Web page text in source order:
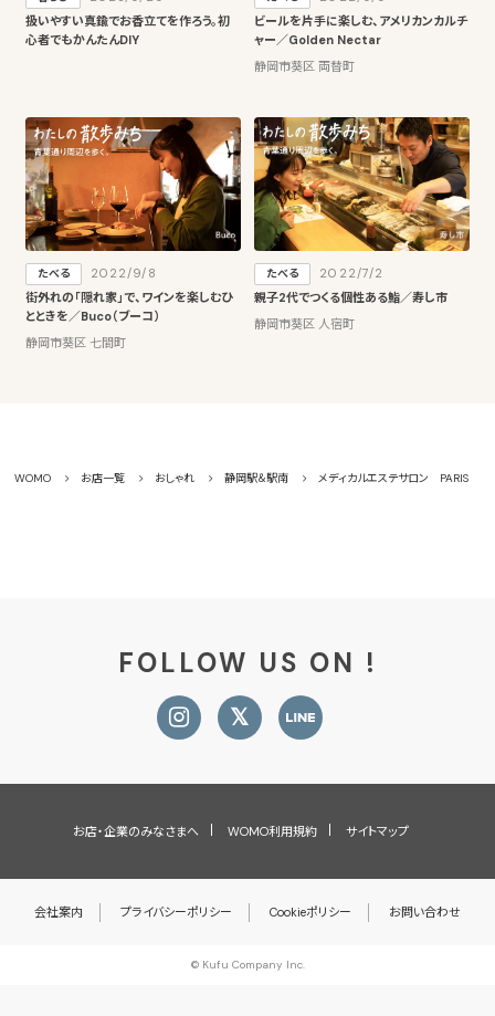
扱いやすい真鍮でお香立てを作ろう。初
心者でもかんたんDIY
ビールを片手に楽しむ、アメリカンカルチ
ャー／Golden Nectar
静岡市葵区 両替町
たべる
2022/9/8
街外れの「隠れ家」で、ワインを楽しむひ
とときを／Buco（ブーコ）
静岡市葵区 七間町
たべる
2022/7/2
親子2代でつくる個性ある鮨／寿し市
静岡市葵区 人宿町
WOMO お店一覧 おしゃれ 静岡駅＆駅南 メディカルエステサロン PARIS
FOLLOW US ON !
お店・企業のみなさまへ WOMO利用規約 サイトマップ
会社案内 プライバシーポリシー Cookieポリシー お問い合わせ
© Kufu Company Inc.